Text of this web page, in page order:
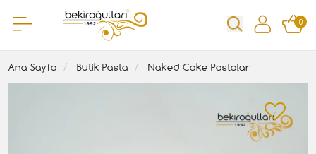
0
Ana Sayfa Butik Pasta Naked Cake Pastalar